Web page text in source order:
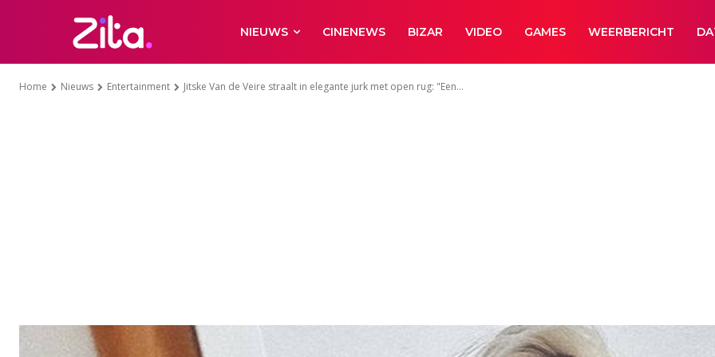
NIEUWS CINENEWS BIZAR VIDEO GAMES WEERBERICHT
Home Nieuws Entertainment Jitske Van de Veire straalt in elegante jurk met open rug: "Een...